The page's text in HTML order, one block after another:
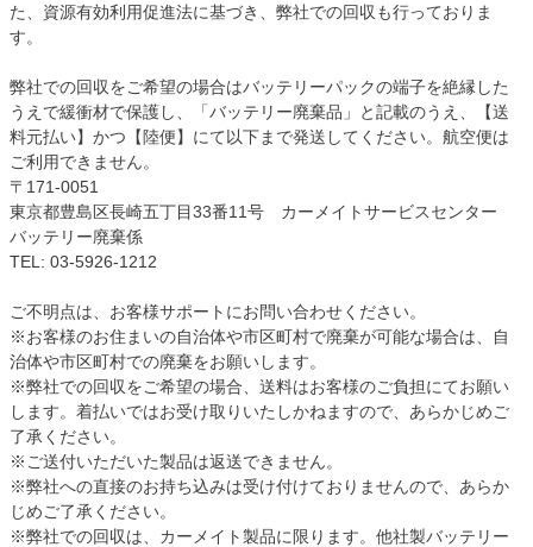
た、資源有効利用促進法に基づき、弊社での回収も行っておりま
す。
弊社での回収をご希望の場合はバッテリーパックの端子を絶縁した
うえで緩衝材で保護し、「バッテリー廃棄品」と記載のうえ、【送
料元払い】かつ【陸便】にて以下まで発送してください。航空便は
ご利用できません。
〒171-0051
東京都豊島区長崎五丁目33番11号 カーメイトサービスセンター
バッテリー廃棄係
TEL: 03-5926-1212
ご不明点は、お客様サポートにお問い合わせください。
※お客様のお住まいの自治体や市区町村で廃棄が可能な場合は、自
治体や市区町村での廃棄をお願いします。
※弊社での回収をご希望の場合、送料はお客様のご負担にてお願い
します。着払いではお受け取りいたしかねますので、あらかじめご
了承ください。
※ご送付いただいた製品は返送できません。
※弊社への直接のお持ち込みは受け付けておりませんので、あらか
じめご了承ください。
※弊社での回収は、カーメイト製品に限ります。他社製バッテリー